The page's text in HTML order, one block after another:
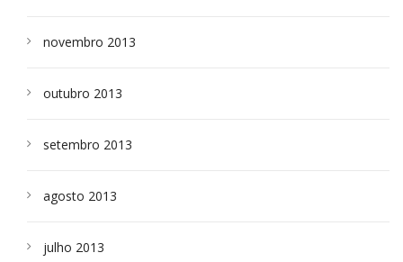
novembro 2013
outubro 2013
setembro 2013
agosto 2013
julho 2013